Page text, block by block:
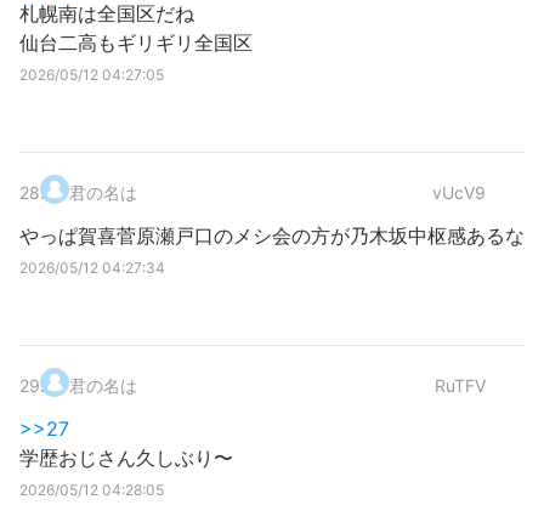
札幌南は全国区だね
仙台二高もギリギリ全国区
2026/05/12 04:27:05
28. 君の名は vUcV9
やっぱ賀喜菅原瀬戸口のメシ会の方が乃木坂中枢感あるな
2026/05/12 04:27:34
29. 君の名は RuTFV
>>27
学歴おじさん久しぶり〜
2026/05/12 04:28:05